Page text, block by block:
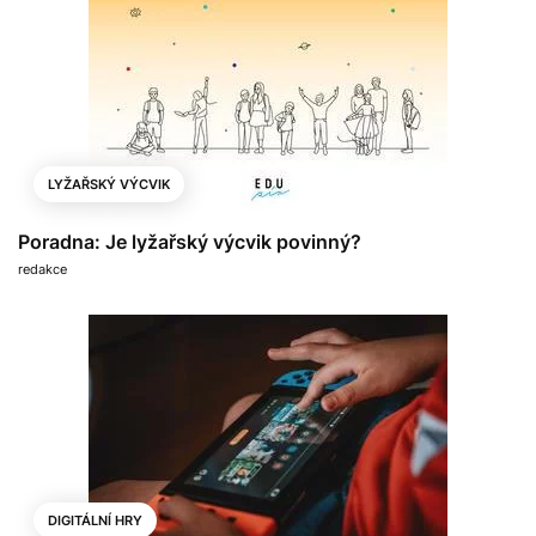
LYŽAŘSKÝ VÝCVIK
Poradna: Je lyžařský výcvik povinný?
redakce
DIGITÁLNÍ HRY